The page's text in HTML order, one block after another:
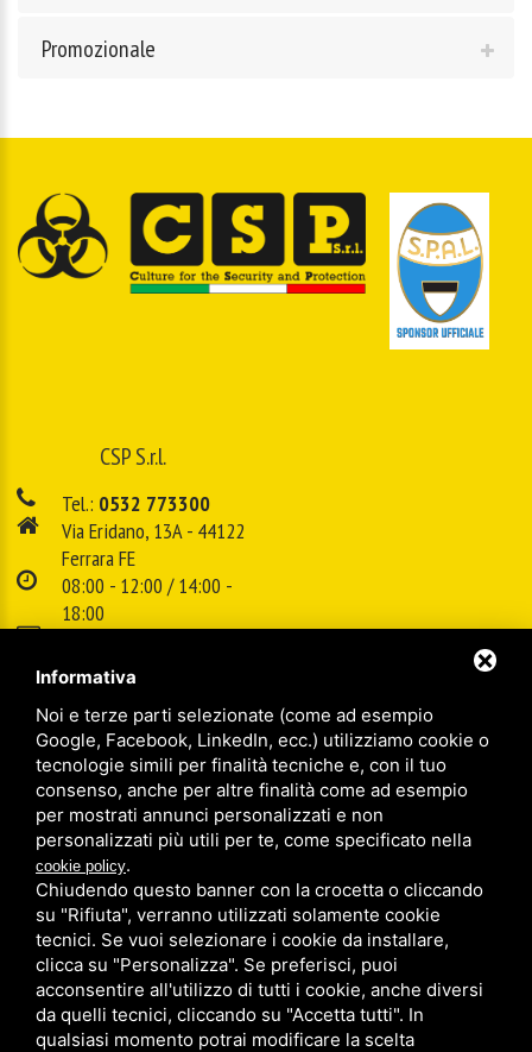
Promozionale
CSP S.r.l.
Tel.: 0532 773300
Via Eridano, 13A - 44122
Ferrara FE
08:00 - 12:00 / 14:00 -
18:00
info@cspsrl.biz
Sitemap / Privacy policy/Legal
Informativa
Noi e terze parti selezionate (come ad esempio
Google, Facebook, LinkedIn, ecc.) utilizziamo cookie o
tecnologie simili per finalità tecniche e, con il tuo
consenso, anche per altre finalità come ad esempio
per mostrati annunci personalizzati e non
personalizzati più utili per te, come specificato nella
cookie policy.
Chiudendo questo banner con la crocetta o cliccando
su "Rifiuta", verranno utilizzati solamente cookie
tecnici. Se vuoi selezionare i cookie da installare,
clicca su "Personalizza". Se preferisci, puoi
acconsentire all'utilizzo di tutti i cookie, anche diversi
da quelli tecnici, cliccando su "Accetta tutti". In
qualsiasi momento potrai modificare la scelta